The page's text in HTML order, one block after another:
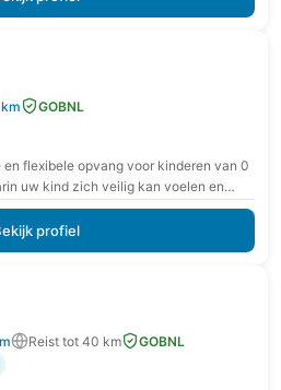
GOBNL
flexibele opvang voor kinderen van 0
uw kind zich veilig kan voelen en…
profiel
Reist tot 40 km GOBNL